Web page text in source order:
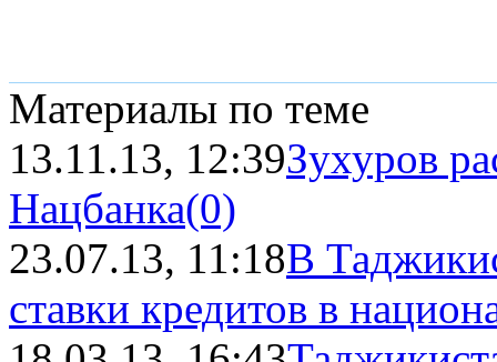
Материалы по теме
13.11.13, 12:39Зухуров
Нацбанка(0)
23.07.13, 11:18В
ставки кредитов в